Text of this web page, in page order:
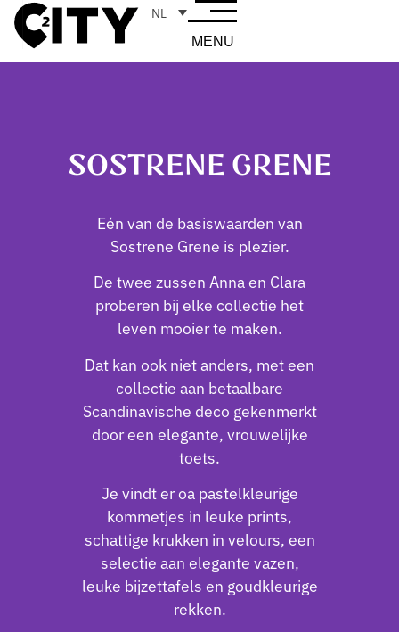
NL
MENU
SOSTRENE GRENE
Eén van de basiswaarden van
Sostrene Grene is plezier.
De twee zussen Anna en Clara
proberen bij elke collectie het
leven mooier te maken.
Dat kan ook niet anders, met een
collectie aan betaalbare
Scandinavische deco gekenmerkt
door een elegante, vrouwelijke
toets.
Je vindt er oa pastelkleurige
kommetjes in leuke prints,
schattige krukken in velours, een
selectie aan elegante vazen,
leuke bijzettafels en goudkleurige
rekken.